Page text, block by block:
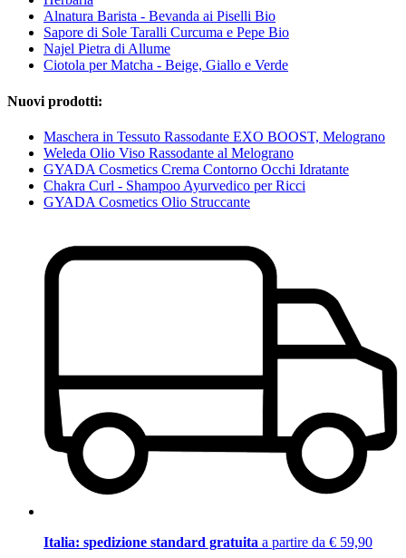
Alnatura Barista - Bevanda ai Piselli Bio
Sapore di Sole Taralli Curcuma e Pepe Bio
Najel Pietra di Allume
Ciotola per Matcha - Beige, Giallo e Verde
Nuovi prodotti:
Maschera in Tessuto Rassodante EXO BOOST, Melograno
Weleda Olio Viso Rassodante al Melograno
GYADA Cosmetics Crema Contorno Occhi Idratante
Chakra Curl - Shampoo Ayurvedico per Ricci
GYADA Cosmetics Olio Struccante
Italia: spedizione standard gratuita a partire da € 59,90